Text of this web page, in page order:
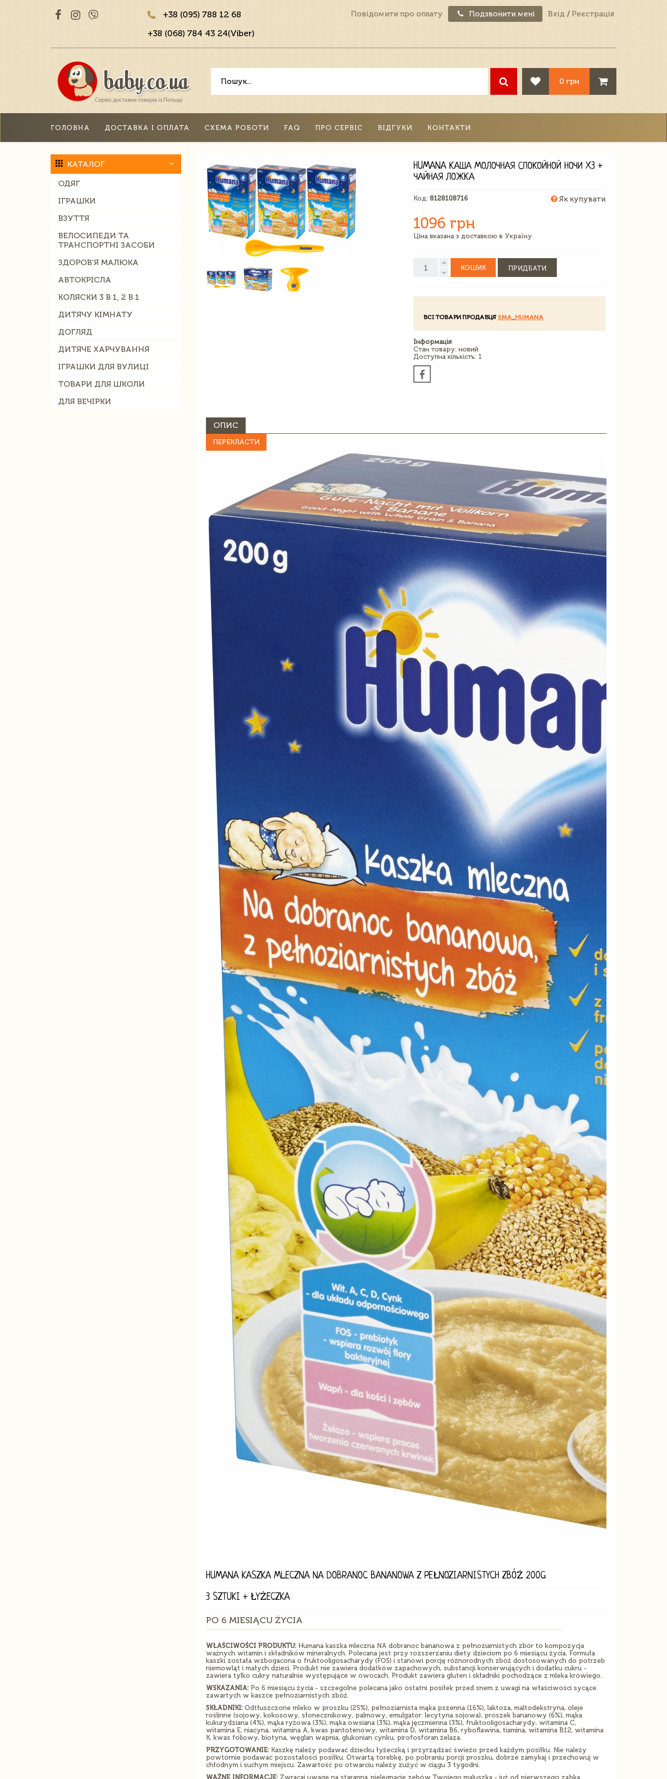
+38 (095) 788 12 68
+38 (068) 784 43 24(Viber)
Повідомити про оплату Подзвонити мені Вхід / Реєстрація
0 грн
ГОЛОВНА ДОСТАВКА І ОПЛАТА СХЕМА РОБОТИ FAQ ПРО СЕРВІС ВІДГУКИ КОНТАКТИ
КАТАЛОГ
ОДЯГ
ІГРАШКИ
ВЗУТТЯ
ВЕЛОСИПЕДИ ТА
ТРАНСПОРТНІ ЗАСОБИ
ЗДОРОВ'Я МАЛЮКА
АВТОКРІСЛА
КОЛЯСКИ 3 В 1, 2 В 1
ДИТЯЧУ КІМНАТУ
ДОГЛЯД
ДИТЯЧЕ ХАРЧУВАННЯ
ІГРАШКИ ДЛЯ ВУЛИЦІ
ТОВАРИ ДЛЯ ШКОЛИ
ДЛЯ ВЕЧІРКИ
HUMANA КАША МОЛОЧНАЯ СПОКОЙНОЙ НОЧИ X3 +
ЧАЙНАЯ ЛОЖКА
Код:8128108716 Як купувати
1096 грн
Ціна вказана з доставкою в Україну
КОШИК ПРИДБАТИ
ВСІ ТОВАРИ ПРОДАВЦЯSMA_HUMANA
Інформація
Стан товару: новий
Доступна кількість: 1
ОПИС
ПЕРЕКЛАСТИ
HUMANA KASZKA MLECZNA NA DOBRANOC BANANOWA Z PEŁNOZIARNISTYCH ZBÓŻ 200G
3 SZTUKI + ŁYŻECZKA
PO 6 MIESIĄCU ŻYCIA
WŁAŚCIWOŚCI PRODUKTU:Humana kaszka mleczna NA dobranoc bananowa z pełnoziarnistych zbór to kompozycja
ważnych witamin i składników mineralnych. Polecana jest przy rozszerzaniu diety dzieciom po 6 miesiącu życia. Formuła
kaszki została wzbogacona o fruktooligosacharydy (FOS) i stanowi porcję różnorodnych zbóż dostosowanych do potrzeb
niemowląt i małych dzieci. Produkt nie zawiera dodatków zapachowych, substancji konserwujących i dodatku cukru -
zawiera tylko cukry naturalnie występujące w owocach. Produkt zawiera gluten i składniki pochodzące z mleka krowiego.
WSKAZANIA:Po 6 miesiącu życia - szczególne polecana jako ostatni posiłek przed snem z uwagi na właściwości sycące
zawartych w kaszce pełnoziarnistych zbóż.
SKŁADNIKI:Odtłuszczone mleko w proszku (25%), pełnoziarnista mąka pszenna (16%), laktoza, maltodekstryna, oleje
roślinne (sojowy, kokosowy, słonecznikowy, palmowy, emulgator: lecytyna sojowa), proszek bananowy (6%), mąka
kukurydziana (4%), mąka ryżowa (3%), mąka owsiana (3%), mąka jęczmienna (3%), fruktooligosacharydy, witamina C,
witamina E, niacyna, witamina A, kwas pantotenowy, witamina D, witamina B6, ryboflawina, tiamina, witamina B12, witamina
K, kwas foliowy, biotyna, węglan wapnia, glukonian cynku, pirofosforan żelaza.
PRZYGOTOWANIE: Kaszkę należy podawać dziecku łyżeczką i przyrządzać świeżo przed każdym posiłku. Nie należy
powtórnie podawać pozostałości posiłku. Otwartą torebkę, po pobraniu porcji proszku, dobrze zamykaj i przechowuj w
chłodnym i suchym miejscu. Zawartość po otwarciu należy zużyć w ciągu 3 tygodni.
WAŻNE INFORMACJE:Zwracaj uwagę na staranną pielęgnację zębów Twojego maluszka - już od pierwszego ząbka.